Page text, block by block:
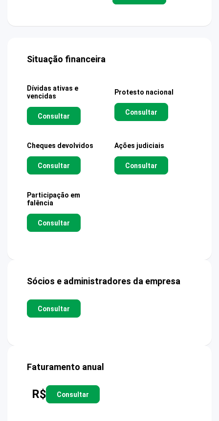
Situação financeira
Dívidas ativas e
vencidas
Consultar
Protesto nacional
Consultar
Cheques devolvidos
Consultar
Ações judiciais
Consultar
Participação em
falência
Consultar
Sócios e administradores da empresa
Consultar
Faturamento anual
R$ Consultar